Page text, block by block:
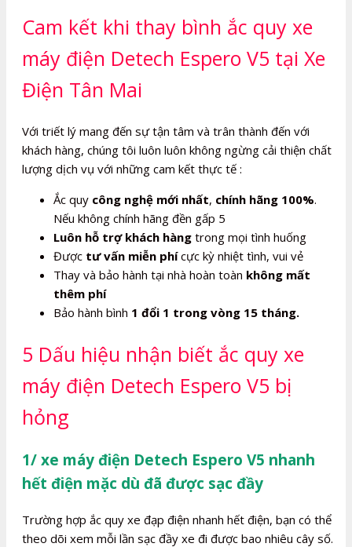
Cam kết khi thay bình ắc quy xe
máy điện Detech Espero V5 tại Xe
Điện Tân Mai
Với triết lý mang đến sự tận tâm và trân thành đến với
khách hàng, chúng tôi luôn luôn không ngừng cải thiện chất
lượng dịch vụ với những cam kết thực tế :
Ắc quy công nghệ mới nhất, chính hãng 100%.
Nếu không chính hãng đền gấp 5
Luôn hỗ trợ khách hàng trong mọi tình huống
Được tư vấn miễn phícực kỳ nhiệt tình, vui vẻ
Thay và bảo hành tại nhà hoàn toàn không mất
thêm phí
Bảo hành bình 1 đổi 1 trong vòng 15 tháng.
5 Dấu hiệu nhận biết ắc quy xe
máy điện Detech Espero V5 bị
hỏng
1/ xe máy điện Detech Espero V5 nhanh
hết điện mặc dù đã được sạc đầy
Trường hợp ắc quy xe đạp điện nhanh hết điện, bạn có thể
theo dõi xem mỗi lần sạc đầy xe đi được bao nhiêu cây số.